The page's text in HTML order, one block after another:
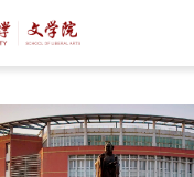
今年会 | 官方网站